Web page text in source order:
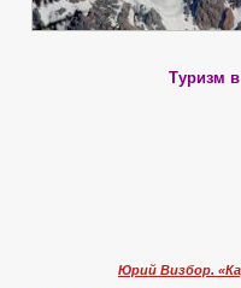
Туризм
Юрий Визбор.